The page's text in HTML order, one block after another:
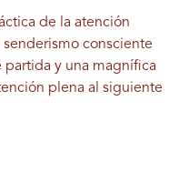
de la atención
consciente
y una magnífica
plena al siguiente